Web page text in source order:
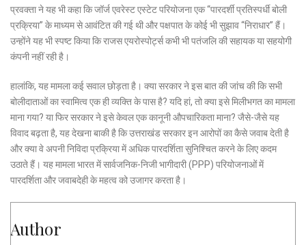
प्रवक्ता ने यह भी कहा कि जॉर्ज एवरेस्ट एस्टेट परियोजना एक “पारदर्शी प्रतिस्पर्धी बोली
प्रक्रिया” के माध्यम से आवंटित की गई थी और पक्षपात के कोई भी सुझाव “निराधार” हैं।
उन्होंने यह भी स्पष्ट किया कि राजस एयरोस्पोर्ट्स कभी भी पतंजलि की सहायक या सहयोगी
कंपनी नहीं रही है।
हालांकि, यह मामला कई सवाल छोड़ता है। क्या सरकार ने इस बात की जांच की कि सभी
बोलीदाताओं का स्वामित्व एक ही व्यक्ति के पास है? यदि हां, तो क्या इसे मिलीभगत का मामला
माना गया? या फिर सरकार ने इसे केवल एक कानूनी औपचारिकता माना? जैसे-जैसे यह
विवाद बढ़ता है, यह देखना बाकी है कि उत्तराखंड सरकार इन आरोपों का कैसे जवाब देती है
और क्या वे अपनी निविदा प्रक्रिया में अधिक पारदर्शिता सुनिश्चित करने के लिए कदम
उठाते हैं। यह मामला भारत में सार्वजनिक-निजी भागीदारी (PPP) परियोजनाओं में
पारदर्शिता और जवाबदेही के महत्व को उजागर करता है।
Author